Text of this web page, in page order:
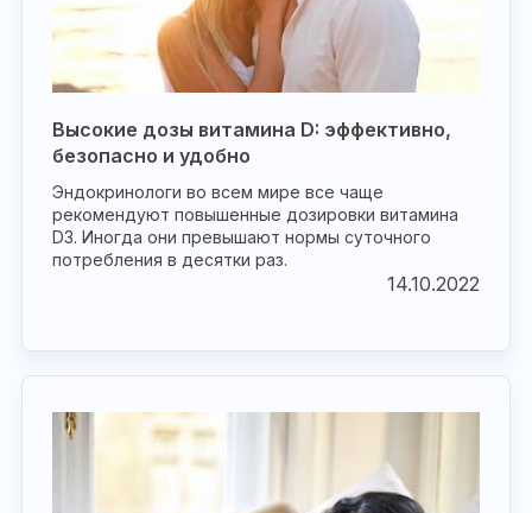
Высокие дозы витамина D: эффективно,
безопасно и удобно
Эндокринологи во всем мире все чаще
рекомендуют повышенные дозировки витамина
D3. Иногда они превышают нормы суточного
потребления в десятки раз.
14.10.2022